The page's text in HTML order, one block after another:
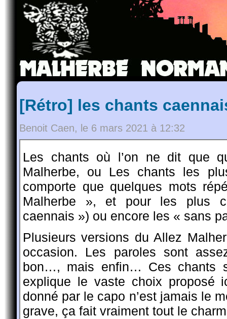
[Rétro] les chants
Benoit Caen, le 6 mars 2021 à 12:32
Les chants où l’on ne dit que
Malherbe, ou Les chants les
comporte que quelques mots
Malherbe », et pour les plus
caennais ») ou encore les « sans
Plusieurs versions du Allez
occasion. Les paroles sont
bon…, mais enfin… Ces chants
explique le vaste choix proposé
donné par le capo n’est jamais le
grave, ça fait vraiment tout le